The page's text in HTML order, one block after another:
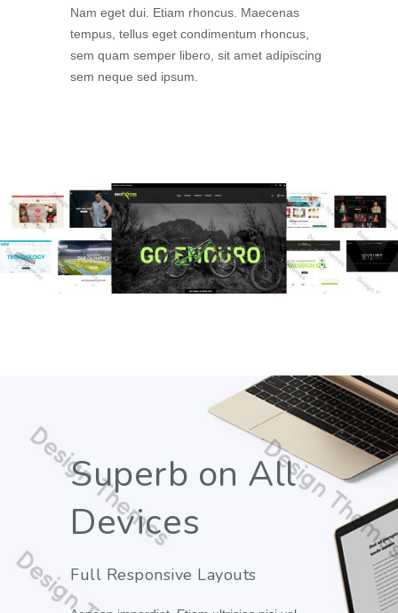
Nam eget dui. Etiam rhoncus. Maecenas
tempus, tellus eget condimentum rhoncus,
sem quam semper libero, sit amet adipiscing
sem neque sed ipsum.
Superb on All
Devices
Full Responsive Layouts